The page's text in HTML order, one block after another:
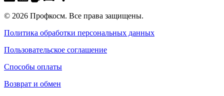
© 2026 Профкосм. Все права защищены.
Политика обработки персональных данных
Пользовательское соглашение
Способы оплаты
Возврат и обмен